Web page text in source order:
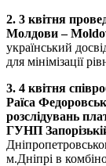
2. 3 квітня
Молдови –
український
для мінімізації
3. 4 квітня
Раїса
розслідувань
ГУНП
м.Дніпрі в